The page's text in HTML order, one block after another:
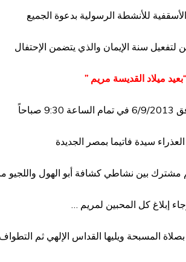
للأنشطة الرسولية بدعوة الجميع
لتفعيل سنة الإيمان والذي يتضمن الإحتفال
“بعيد ميلاد القديسة مريم ”
سيدة فاتيما بمصر الجديدة
مشترك بين نشاطي كشافة أبو الهول واللجيو
إبلاغ كل المحبين لمريم …